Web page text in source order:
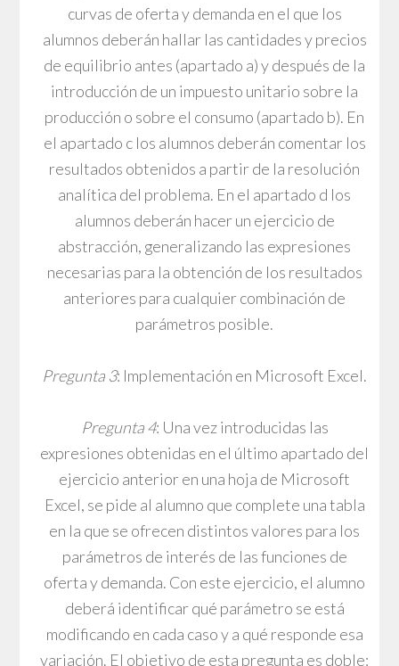
curvas de oferta y demanda en el que los
alumnos deberán hallar las cantidades y precios
de equilibrio antes (apartado a) y después de la
introducción de un impuesto unitario sobre la
producción o sobre el consumo (apartado b). En
el apartado c los alumnos deberán comentar los
resultados obtenidos a partir de la resolución
analítica del problema. En el apartado d los
alumnos deberán hacer un ejercicio de
abstracción, generalizando las expresiones
necesarias para la obtención de los resultados
anteriores para cualquier combinación de
parámetros posible.
Pregunta 3: Implementación en Microsoft Excel.
Pregunta 4: Una vez introducidas las
expresiones obtenidas en el último apartado del
ejercicio anterior en una hoja de Microsoft
Excel, se pide al alumno que complete una tabla
en la que se ofrecen distintos valores para los
parámetros de interés de las funciones de
oferta y demanda. Con este ejercicio, el alumno
deberá identificar qué parámetro se está
modificando en cada caso y a qué responde esa
variación. El objetivo de esta pregunta es doble: